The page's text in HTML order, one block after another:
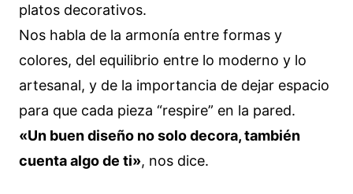
platos decorativos.
Nos habla de la armonía entre formas y
colores, del equilibrio entre lo moderno y lo
artesanal, y de la importancia de dejar espacio
para que cada pieza “respire” en la pared.
«Un buen diseño no solo decora, también
cuenta algo de ti», nos dice.